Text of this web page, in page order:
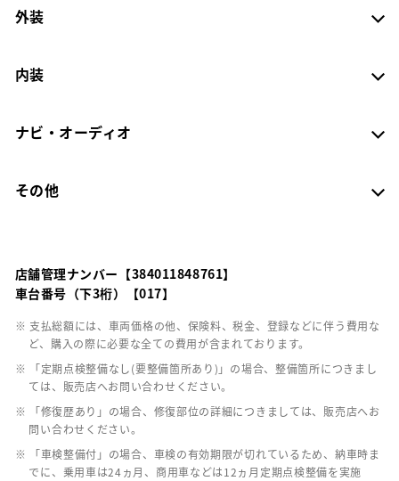
外装
内装
ナビ・オーディオ
その他
店舗管理ナンバー【384011848761】
車台番号（下3桁）【017】
※ 支払総額には、車両価格の他、保険料、税金、登録などに伴う費用な
ど、購入の際に必要な全ての費用が含まれております。
※ 「定期点検整備なし(要整備箇所あり)」の場合、整備箇所につきまし
ては、販売店へお問い合わせください。
※ 「修復歴あり」の場合、修復部位の詳細につきましては、販売店へお
問い合わせください。
※ 「車検整備付」の場合、車検の有効期限が切れているため、納車時ま
でに、乗用車は24ヵ月、商用車などは12ヵ月定期点検整備を実施